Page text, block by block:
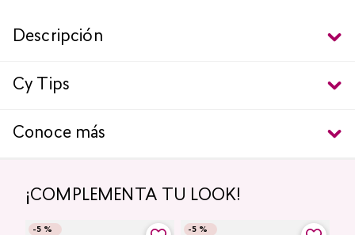
Descripción
Cy Tips
Conoce más
¡COMPLEMENTA TU LOOK!
-5 %
-5 %